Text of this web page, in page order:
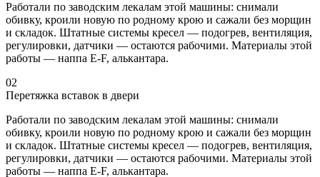
Работали по заводским лекалам этой машины: снимали
обивку, кроили новую по родному крою и сажали без морщин
и складок. Штатные системы кресел — подогрев, вентиляция,
регулировки, датчики — остаются рабочими. Материалы этой
работы — наппа E-F, алькантара.
02
Перетяжка вставок в двери
Работали по заводским лекалам этой машины: снимали
обивку, кроили новую по родному крою и сажали без морщин
и складок. Штатные системы кресел — подогрев, вентиляция,
регулировки, датчики — остаются рабочими. Материалы этой
работы — наппа E-F, алькантара.